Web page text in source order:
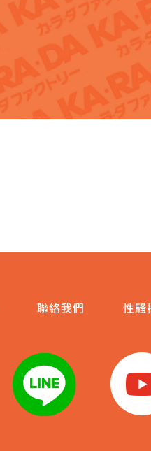
聯絡我們 性騷